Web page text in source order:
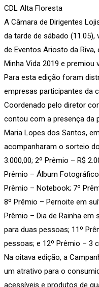
CDL Alta Floresta
A Câmara de Dirigentes
da tarde de sábado (11.05),
de Eventos Ariosto da
Minha Vida 2019 e
Para esta edição foram
empresas participantes da
Coordenado pelo diretor
contou com a presença da
Maria Lopes dos Santos,
acompanharam o sorteio
3.000,00; 2º Prêmio – R$
Prêmio – Álbum
Prêmio – Notebook; 7º
8º Prêmio – Pernoite em
Prêmio – Dia de Rainha em
para duas pessoas; 11º
pessoas; e 12º Prêmio – 3
Na oitava edição, a
um atrativo para o
acessíveis e produtos de